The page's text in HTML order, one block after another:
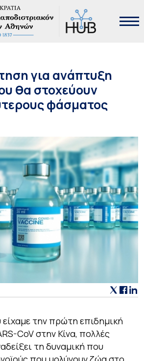
για ανάπτυξη
θα στοχεύουν
φάσματος
την πρώτη επιδημική
CoV στην Κίνα, πολλές
τη δυναμική που